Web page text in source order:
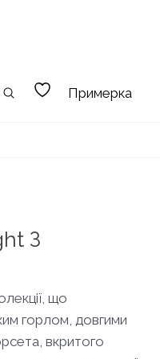
Примерка
З
що
горлом, довгими
вкритого